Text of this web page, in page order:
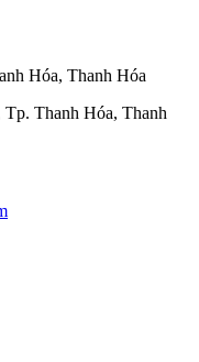
Hóa, Thanh Hóa
Thanh Hóa, Thanh